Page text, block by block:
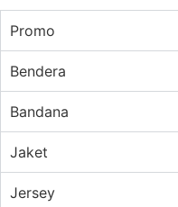
Promo
Bendera
Bandana
Jaket
Jersey